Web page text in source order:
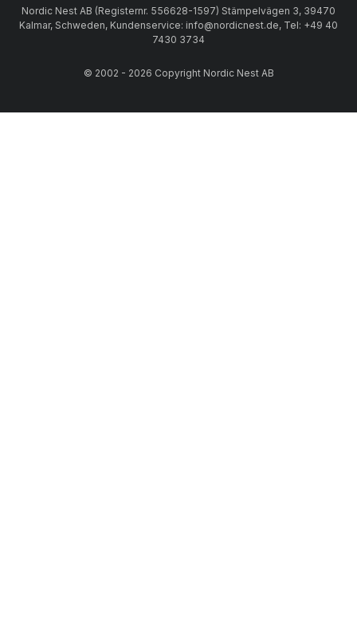
Nordic Nest AB (Registernr. 556628-1597) Stämpelvägen 3, 39470
Kalmar, Schweden, Kundenservice: info@nordicnest.de, Tel: +49 40
7430 3734
© 2002 - 2026 Copyright Nordic Nest AB